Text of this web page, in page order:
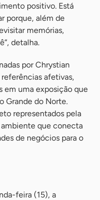
positivo. Está
porque, além de
memórias,
detalha.
por Chrystian
referências afetivas,
em uma exposição que
Grande do Norte.
representados pela
que conecta
de negócios para o
feira (15), a